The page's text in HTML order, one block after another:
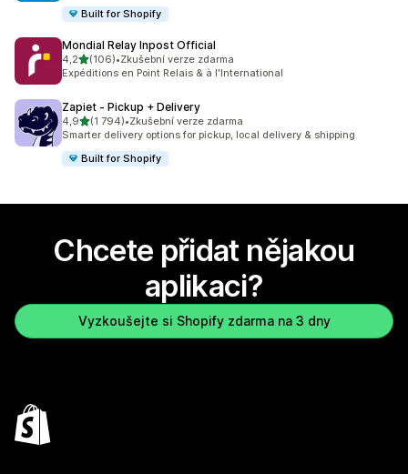
Built for Shopify
Mondial Relay Inpost Official
4,2z 5 hvězd
(106)
Celkový počet recenzí: 106
•Zkušební verze zdarma
Expéditions en Point Relais & à l'International
Zapiet ‑ Pickup + Delivery
4,9z 5 hvězd
(1 794)
Celkový počet recenzí: 1794
•Zkušební verze zdarma
Smarter delivery options for pickup, local delivery & shipping
Built for Shopify
Chcete přidat nějakou
aplikaci?
Vyzkoušejte si Shopify zdarma na 3 dny